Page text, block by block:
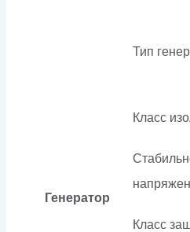
Генератор
Тип
Класс
Класс